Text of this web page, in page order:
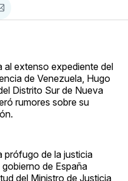
al extenso expediente del
de Venezuela, Hugo
Distrito Sur de Nueva
rumores sobre su
prófugo de la justicia
de España
del Ministro de Justicia